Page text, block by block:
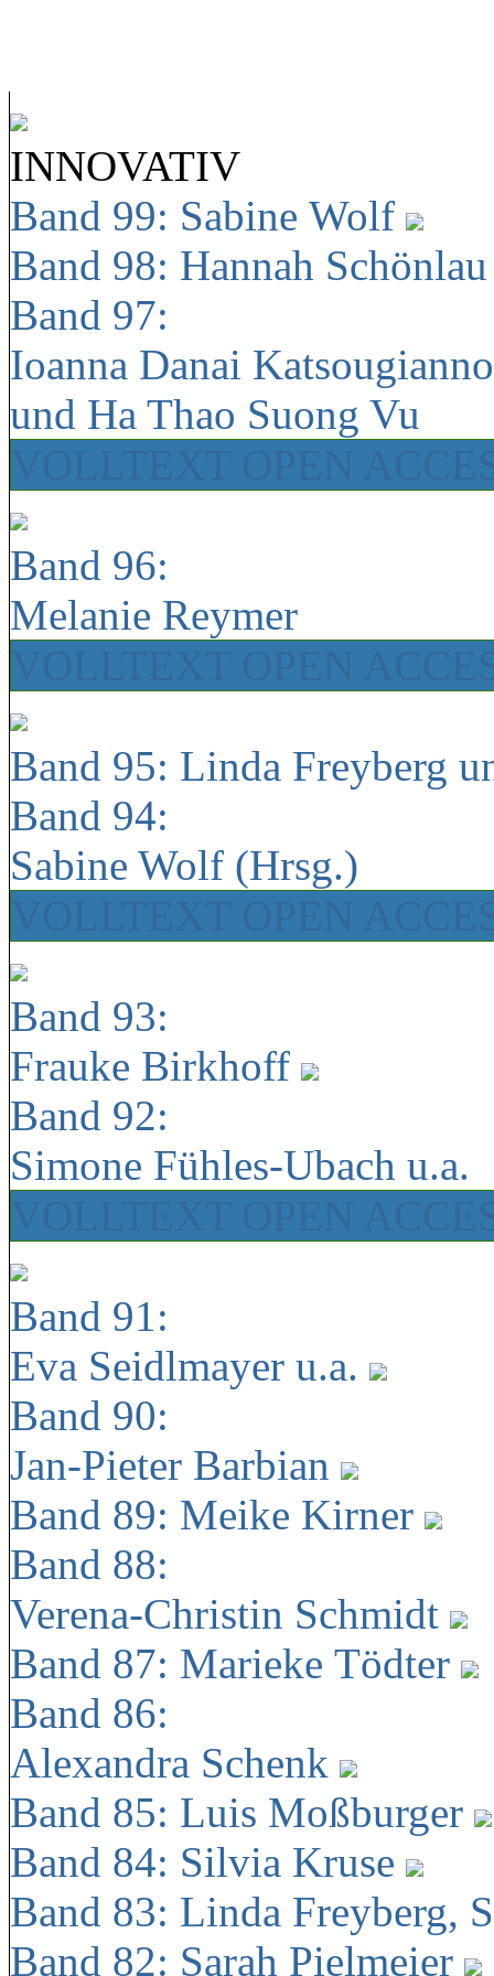
INNOVATIV
Band 99: Sabine Wolf
Band 98: Hannah
Band 97:
Ioanna Danai
und Ha Thao Suong Vu
Band 96:
Melanie Reymer
Band 95: Linda Freyberg
Band 94:
Sabine Wolf (Hrsg.)
Band 93:
Frauke Birkhoff
Band 92:
Simone Fühles-Ubach u.a.
Band 91:
Eva Seidlmayer u.a.
Band 90:
Jan-Pieter Barbian
Band 89: Meike Kirner
Band 88:
Verena-Christin Schmidt
Band 87: Marieke Tödter
Band 86:
Alexandra Schenk
Band 85: Luis Moßburger
Band 84: Silvia Kruse
Band 83: Linda Freyberg,
Band 82: Sarah Pielmeier